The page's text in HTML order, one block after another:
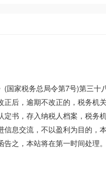
(国家税务总局令第7号)第三
正后，逾期不改正的，税务
定书，存入纳税人档案，税务
信息交流，不以盈利为目的
告之，本站将在第一时间处理